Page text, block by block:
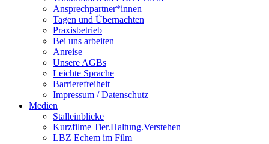
Ansprechpartner*innen
Tagen und Übernachten
Praxisbetrieb
Bei uns arbeiten
Anreise
Unsere AGBs
Leichte Sprache
Barrierefreiheit
Impressum / Datenschutz
Medien
Stalleinblicke
Kurzfilme Tier.Haltung.Verstehen
LBZ Echem im Film